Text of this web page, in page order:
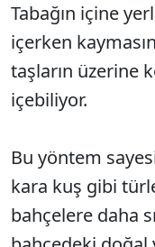
Tabağın içine
içerken
taşların üzerine
içebiliyor.
Bu yöntem
kara kuş gibi
bahçelere daha